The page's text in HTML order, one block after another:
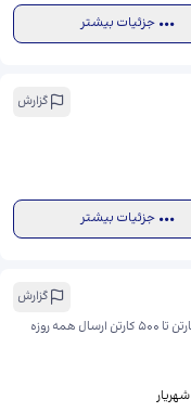
جزئیات بیشتر
گزارش
جزئیات بیشتر
گزارش
ارسال و دریافت کالا از شهریار و حومه به سراسر کشور از ۱ کارتن تا ۵۰۰ کارتن ارسال همه روزه